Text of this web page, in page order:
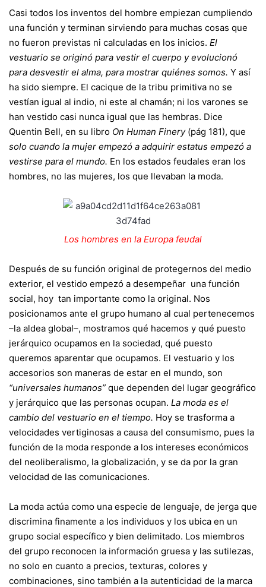
Casi todos los inventos del hombre empiezan cumpliendo
una función y terminan sirviendo para muchas cosas que
no fueron previstas ni calculadas en los inicios. El
vestuario se originó para vestir el cuerpo y evolucionó
para desvestir el alma, para mostrar quiénes somos. Y así
ha sido siempre. El cacique de la tribu primitiva no se
vestían igual al indio, ni este al chamán; ni los varones se
han vestido casi nunca igual que las hembras. Dice
Quentin Bell, en su libro On Human Finery (pág 181), que
solo cuando la mujer empezó a adquirir estatus empezó a
vestirse para el mundo. En los estados feudales eran los
hombres, no las mujeres, los que llevaban la moda.
Los hombres en la Europa feudal
Después de su función original de protegernos del medio
exterior, el vestido empezó a desempeñar una función
social, hoy tan importante como la original. Nos
posicionamos ante el grupo humano al cual pertenecemos
–la aldea global–, mostramos qué hacemos y qué puesto
jerárquico ocupamos en la sociedad, qué puesto
queremos aparentar que ocupamos. El vestuario y los
accesorios son maneras de estar en el mundo, son
“universales humanos” que dependen del lugar geográfico
y jerárquico que las personas ocupan. La moda es el
cambio del vestuario en el tiempo. Hoy se trasforma a
velocidades vertiginosas a causa del consumismo, pues la
función de la moda responde a los intereses económicos
del neoliberalismo, la globalización, y se da por la gran
velocidad de las comunicaciones.
La moda actúa como una especie de lenguaje, de jerga que
discrimina finamente a los individuos y los ubica en un
grupo social específico y bien delimitado. Los miembros
del grupo reconocen la información gruesa y las sutilezas,
no solo en cuanto a precios, texturas, colores y
combinaciones, sino también a la autenticidad de la marca